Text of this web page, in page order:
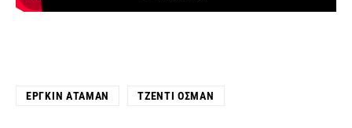
ΕΡΓΚΊΝ ΑΤΑΜΆΝ ΤΖΈΝΤΙ ΌΣΜΑΝ